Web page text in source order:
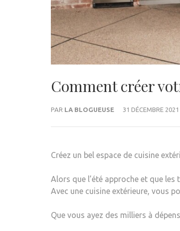
Comment créer
PAR LA BLOGUEUSE 31 DÉCEMBRE 2021
Créez un bel espace de cuisine
Alors que l’été approche et que
Avec une cuisine extérieure, vous
Que vous ayez des milliers à